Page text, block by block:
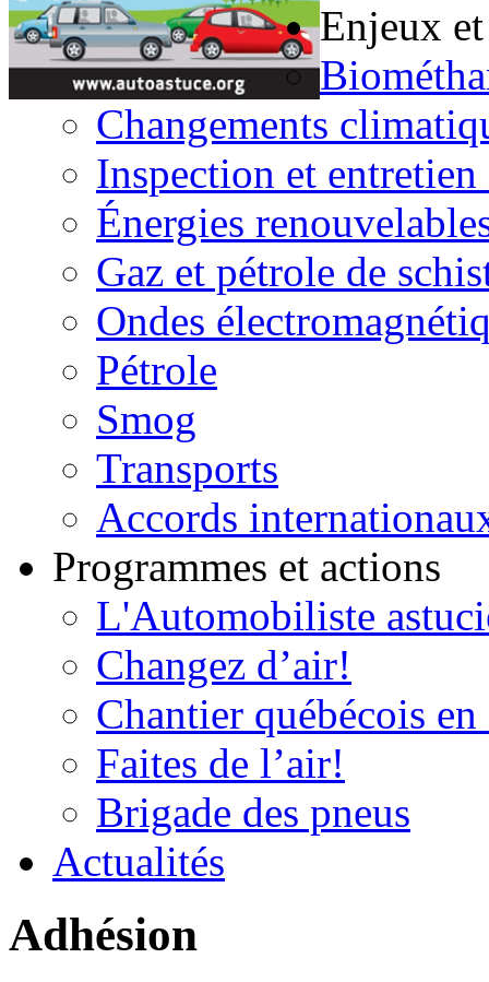
Enjeux
Changements
Inspection et entretien
Énergies
Gaz et pétrole de
Ondes
Pétrole
Smog
Transports
Accords
Programmes et actions
L'Automobiliste
Changez d’air!
Chantier québécois
Faites de l’air!
Brigade des pneus
Actualités
Adhésion